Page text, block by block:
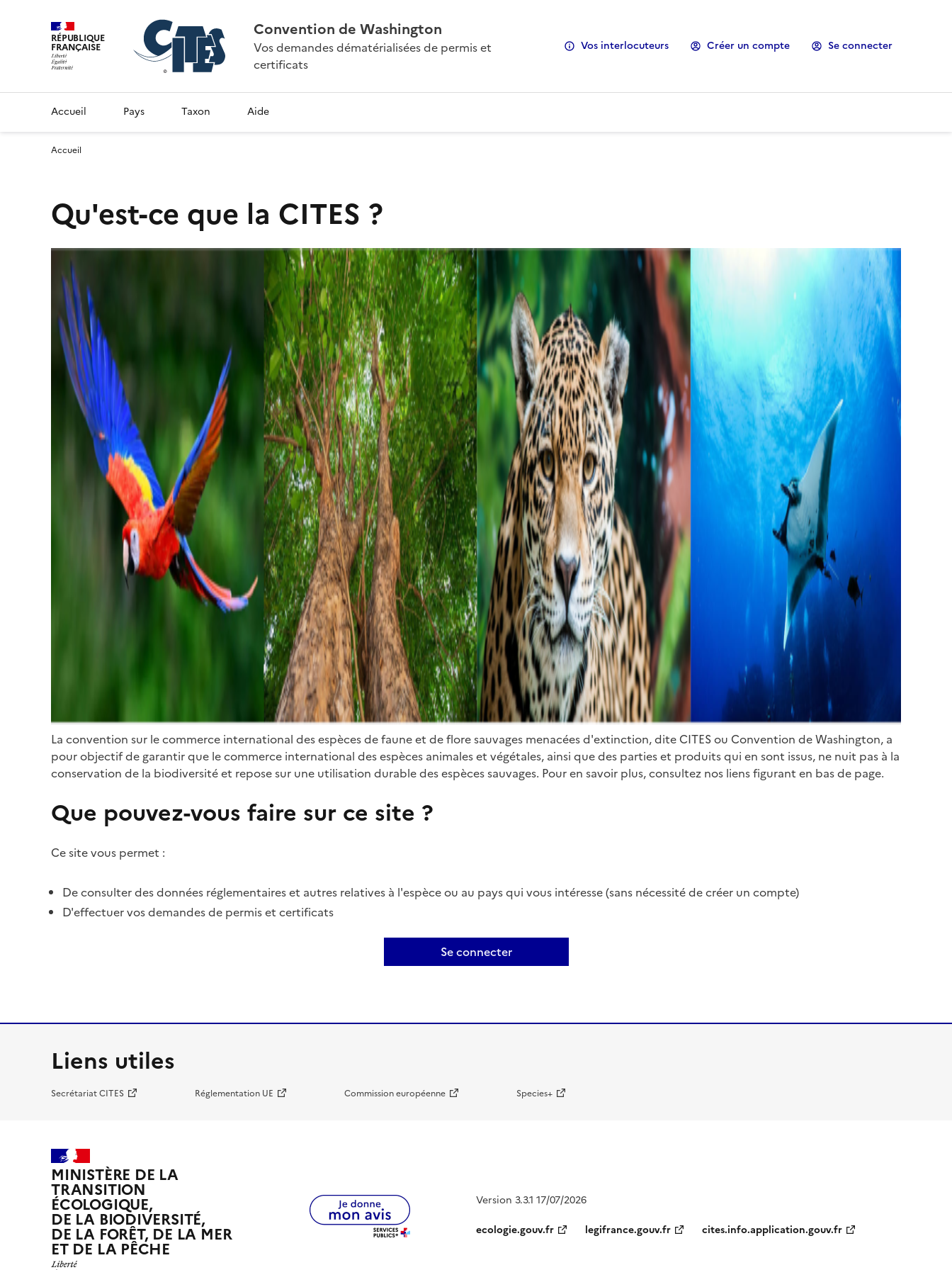
RÉPUBLIQUE
FRANÇAISE
Convention de Washington
Vos demandes dématérialisées de permis et
certificats
Vos interlocuteurs Créer un compte Se connecter
Accueil Pays Taxon Aide
Accueil
Qu'est-ce que la CITES ?
La convention sur le commerce international des espèces de faune et de flore sauvages menacées d'extinction, dite CITES ou Convention de Washington, a
pour objectif de garantir que le commerce international des espèces animales et végétales, ainsi que des parties et produits qui en sont issus, ne nuit pas à la
conservation de la biodiversité et repose sur une utilisation durable des espèces sauvages. Pour en savoir plus, consultez nos liens figurant en bas de page.
Que pouvez-vous faire sur ce site ?
Ce site vous permet :
De consulter des données réglementaires et autres relatives à l'espèce ou au pays qui vous intéresse (sans nécessité de créer un compte)
D'effectuer vos demandes de permis et certificats
Se connecter
Liens utiles
Secrétariat CITES Réglementation UE Commission européenne Species+
MINISTÈRE DE LA
TRANSITION
ÉCOLOGIQUE,
DE LA BIODIVERSITÉ,
DE LA FORÊT, DE LA MER
ET DE LA PÊCHE
Version 3.3.1 17/07/2026
ecologie.gouv.fr
legifrance.gouv.fr cites.info.application.gouv.fr